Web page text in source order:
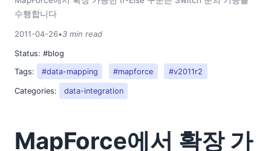
2010
2009
2008
2007
수행합니다
2011-04-26•3 min read
Status: #blog
Tags:
#data-mapping #mapforce #v2011r2
Categories: data-integration
MapForce에서 확장 가